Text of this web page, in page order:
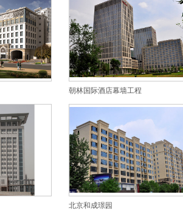
朝林国际酒店幕墙工程
北京和成璟园